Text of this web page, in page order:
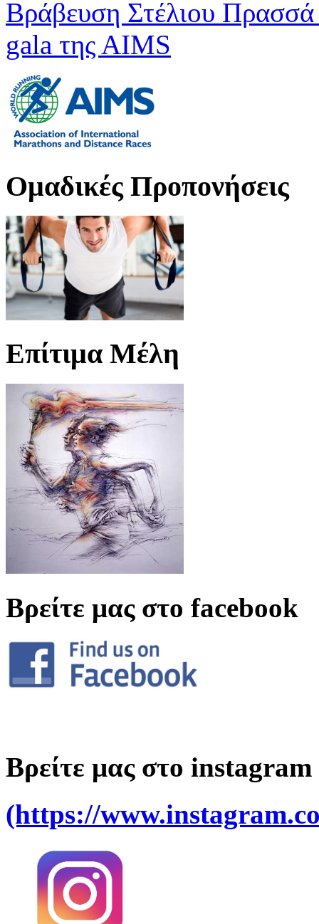
Βράβευση Στέλιου
gala της ΑΙMS
Oμαδικές Προπονήσεις
Επίτιμα Μέλη
Βρείτε μας στο facebook
Βρείτε μας στο instagram
(https://